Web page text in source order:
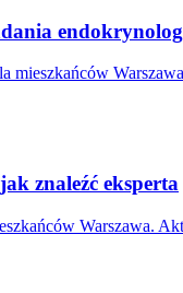
znaleźć eksperta
Warszawa.